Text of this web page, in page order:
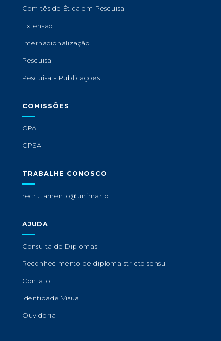
Comitês de Ética em Pesquisa
Extensão
Internacionalização
Pesquisa
Pesquisa - Publicações
COMISSÕES
CPA
CPSA
TRABALHE CONOSCO
recrutamento@unimar.br
AJUDA
Consulta de Diplomas
Reconhecimento de diploma stricto sensu
Contato
Identidade Visual
Ouvidoria